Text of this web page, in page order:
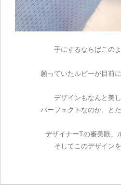
手にするならばこの
願っていたルビーが目前
デザインもなんと美
パーフェクトなのか、と
デザイナーTの審美眼、
そしてこのデザイン